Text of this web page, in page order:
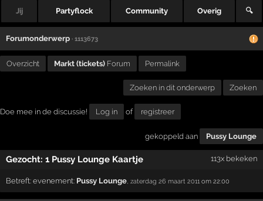
Jij Partyflock Community Overig 🔍
Forumonderwerp · 1113673
Overzicht Markt (tickets) Forum Permalink
Zoeken in dit onderwerp Zoeken
Doe mee in de discussie! Log in of registreer
gekoppeld aan Pussy Lounge
Gezocht: 1 Pussy Lounge Kaartje 113x bekeken
Betreft:evenement: Pussy Lounge ,zaterdag 26 maart 2011 om 22:00